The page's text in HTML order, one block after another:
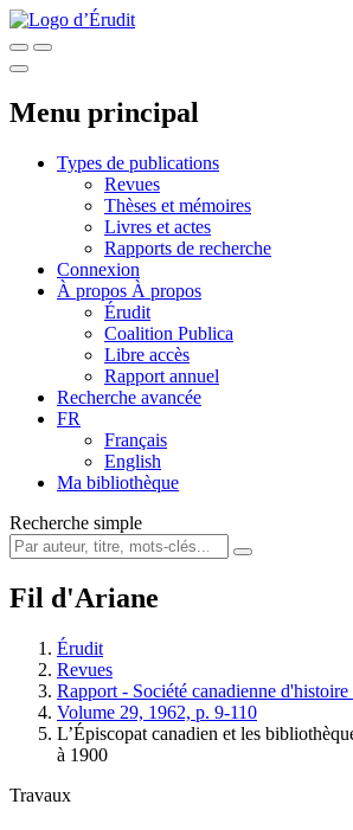
Menu principal
Types de publications
Revues
Thèses et mémoires
Livres et actes
Rapports de recherche
Connexion
À propos À propos
Érudit
Coalition Publica
Libre accès
Rapport annuel
Recherche avancée
FR
Français
English
Ma bibliothèque
Recherche simple
Fil d'Ariane
Érudit
Revues
Rapport - Société canadienne
Volume 29, 1962, p. 9-110
L’Épiscopat canadien et les
à 1900
Travaux